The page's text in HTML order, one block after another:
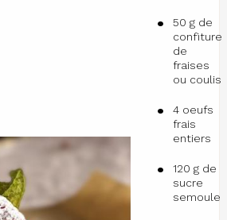
50 g de
confiture
de
fraises
ou coulis
4 oeufs
frais
entiers
120 g de
sucre
semoule